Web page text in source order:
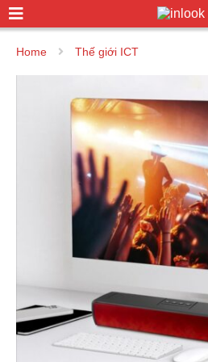
Home Thế giới ICT